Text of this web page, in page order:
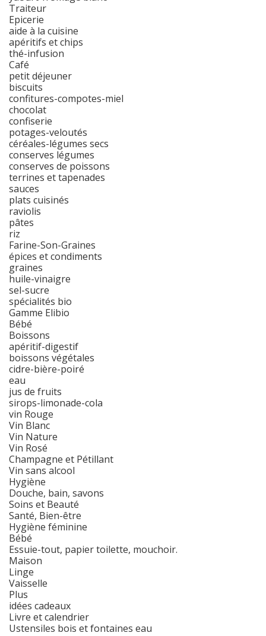
Traiteur
Epicerie
aide à la cuisine
apéritifs et chips
thé-infusion
Café
petit déjeuner
biscuits
confitures-compotes-miel
chocolat
confiserie
potages-veloutés
céréales-légumes secs
conserves légumes
conserves de poissons
terrines et tapenades
sauces
plats cuisinés
raviolis
pâtes
riz
Farine-Son-Graines
épices et condiments
graines
huile-vinaigre
sel-sucre
spécialités bio
Gamme Elibio
Bébé
Boissons
apéritif-digestif
boissons végétales
cidre-bière-poiré
eau
jus de fruits
sirops-limonade-cola
vin Rouge
Vin Blanc
Vin Nature
Vin Rosé
Champagne et Pétillant
Vin sans alcool
Hygiène
Douche, bain, savons
Soins et Beauté
Santé, Bien-être
Hygiène féminine
Bébé
Essuie-tout, papier toilette, mouchoir.
Maison
Linge
Vaisselle
Plus
idées cadeaux
Livre et calendrier
Ustensiles bois et fontaines eau